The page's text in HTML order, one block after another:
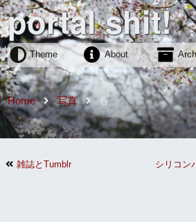
portal shit!
Theme About
Home 写真 春
雑誌とTumblr シリコン